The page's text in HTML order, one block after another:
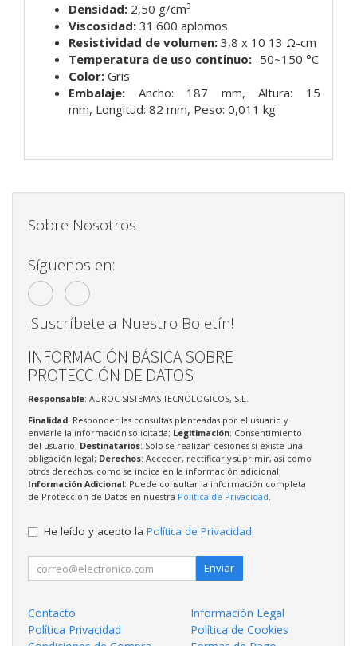
Densidad: 2,50 g/cm³
Viscosidad: 31.600 aplomos
Resistividad de volumen: 3,8 x 10 13 Ω-cm
Temperatura de uso continuo: -50~150 °C
Color: Gris
Embalaje: Ancho: 187 mm,Altura: 15
mm, Longitud: 82 mm, Peso: 0,011 kg
Sobre Nosotros
Síguenos en:
¡Suscríbete a Nuestro Boletín!
INFORMACIÓN BÁSICA SOBRE
PROTECCIÓN DE DATOS
Responsable: AUROC SISTEMAS TECNOLOGICOS, S.L.
Finalidad: Responder las consultas planteadas por el usuario y
enviarle la información solicitada; Legitimación: Consentimiento
del usuario; Destinatarios: Solo se realizan cesiones si existe una
obligación legal; Derechos: Acceder, rectificar y suprimir, así como
otros derechos, como se indica en la información adicional;
Información Adicional: Puede consultar la información completa
de Protección de Datos en nuestra Política de Privacidad
He leído y acepto la Política de Privacidad.
Enviar
Contacto
Información Legal
Política Privacidad
Política de Cookies